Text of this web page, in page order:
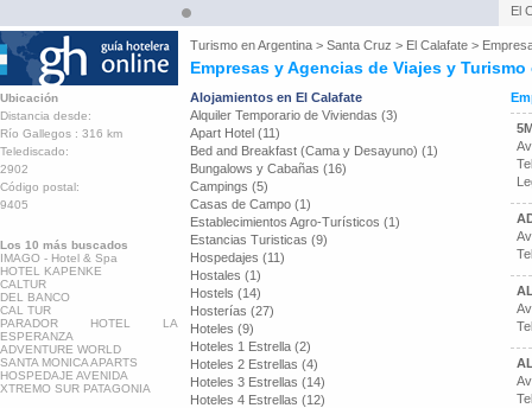
El
Turismo enArgentina > Santa Cruz > El Calafate >
Empresas y Agencias de Viajes y Turismo
Ubicación
Distancia desde:
Río Gallegos : 316 km
Telediscado:
2902
Código postal:
9405
Los 10 más buscados
IMAGO - Hotel & Spa
HOTEL KAPENKE
CALTUR
DEL BANCO
CAL TUR
PARADOR HOTEL LA
ESPERANZA
ADVENTURE WORLD
SANTA MONICA APARTS
HOSPEDAJE AVENIDA
XTREMO SUR PATAGONIA
Alojamientos en El Calafate
Alquiler Temporario de Viviendas (3)
Apart Hotel (11)
Bed and Breakfast (Cama y Desayuno) (1)
Bungalows y Cabañas (16)
Campings (5)
Casas de Campo (1)
Establecimientos Agro-Turísticos (1)
Estancias Turisticas (9)
Hospedajes (11)
Hostales (1)
Hostels (14)
Hosterías (27)
Hoteles (9)
Hoteles 1 Estrella (2)
Hoteles 2 Estrellas (4)
Hoteles 3 Estrellas (14)
Hoteles 4 Estrellas (12)